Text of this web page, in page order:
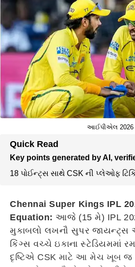
આઈપીએલ 2026
Quick Read
Key points generated by AI,
18 પોઈન્ટ્સ સાથે CSK ની પ્લેઓફ
Chennai Super Kings IPL
Equation: આજે (15 મે) IPL
મુકાબલો લખનૌ સુપર જાયન્ટ્સ
કિંગ્સ વચ્ચે ઇકાના સ્ટેડિયમમાં
દૃષ્ટિએ CSK માટે આ મેચ ખૂબ જ